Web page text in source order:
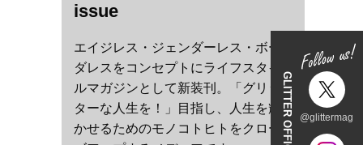
@glittermag
issue
エイジレス・ジェンダーレス・ボー
ダレスをコンセプトにライフスタイ
ルマガジンとして新装刊。「グリッ
ターな人生を！」目指し、人生を輝
かせるためのモノコトヒトをクロー